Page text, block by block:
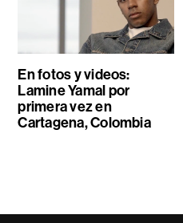
En fotos y videos:
Lamine Yamal por
primera vez en
Cartagena, Colombia